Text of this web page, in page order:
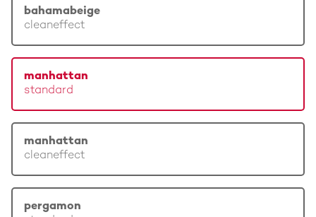
bahamabeige
cleaneffect
manhattan
standard
manhattan
cleaneffect
pergamon